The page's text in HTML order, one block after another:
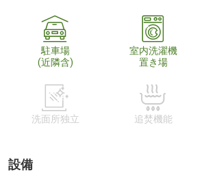
駐車場
(近隣含)
室内洗濯機
置き場
洗面所独立 追焚機能
設備